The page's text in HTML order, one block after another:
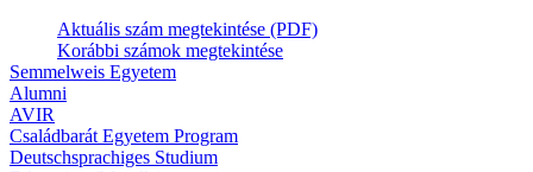
Aktuális szám megtekintése (PDF)
Korábbi számok megtekintése
Semmelweis Egyetem
Alumni
AVIR
Családbarát Egyetem Program
Deutschsprachiges Studium